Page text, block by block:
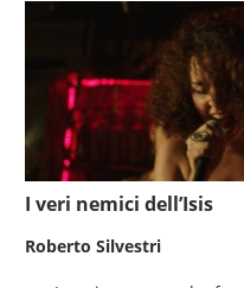
I veri nemici dell’Isis
Roberto Silvestri